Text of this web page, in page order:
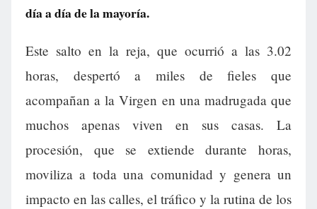
día a día de la mayoría.
Este salto en la reja, que ocurrió a las 3.02
horas, despertó a miles de fieles que
acompañan a la Virgen en una madrugada que
muchos apenas viven en sus casas. La
procesión, que se extiende durante horas,
moviliza a toda una comunidad y genera un
impacto en las calles, el tráfico y la rutina de los